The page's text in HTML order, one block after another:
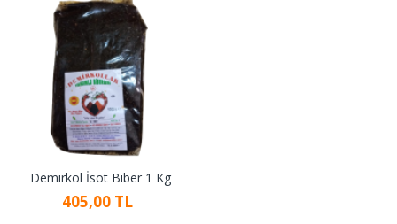
Demirkol İsot Biber 1 Kg
405,00 TL